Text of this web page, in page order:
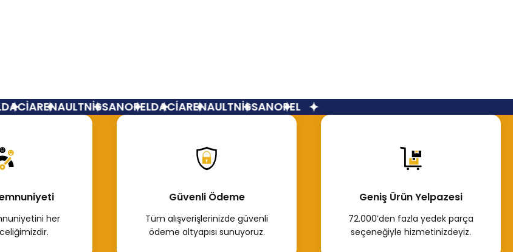
RENAULTNİSSANOPELDACİARENAULTNİSSANOPEL
her
Güvenli Ödeme
Tüm alışverişlerinizde güvenli
ödeme altyapısı sunuyoruz.
Geniş Ürün Yelpazesi
72.000’den fazla yedek parça
seçeneğiyle hizmetinizdeyiz.